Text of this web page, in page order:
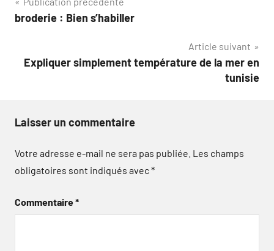
Navigation
de
broderie : Bien s’habiller
Article suivant
Expliquer simplement température de la mer en
tunisie
Laisser un commentaire
Votre adresse e-mail ne sera pas publiée. Les champs
obligatoires sont indiqués avec*
Commentaire*